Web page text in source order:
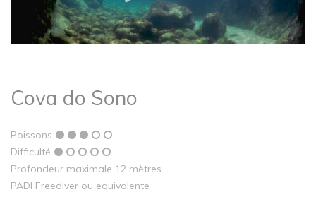
Cova do Sono
Poissons
Difficulté
Profondeur maximale 12 mètres
PADI Freediver ou equivalente